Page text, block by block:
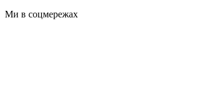
Ми в соцмережах